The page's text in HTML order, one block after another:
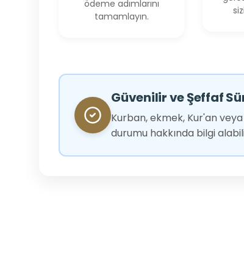
ödeme adımlarını
tamamlayın.
Güvenilir ve Şeffaf
Kurban, ekmek, Kur'an
durumu hakkında bilgi